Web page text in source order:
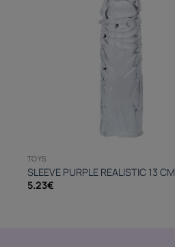
TOYS
SLEEVE PURPLE REALISTIC 13 CM
5.23€